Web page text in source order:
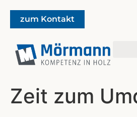
zum Kontakt
Zeit zum